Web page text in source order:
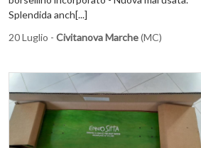
Splendida anch[...]
20 Luglio - Civitanova Marche(MC)